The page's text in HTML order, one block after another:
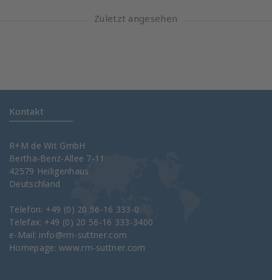
Zuletzt angesehen
Kontakt
R+M de Wit GmbH
Bertha-Benz-Allee 7-11
42579 Heiligenhaus
Deutschland
Telefon: +49 (0) 20 56-16 333-0
Telefax: +49 (0) 20 56-16 333-3400
e-Mail: info@rm-suttner.com
Homepage:www.rm-suttner.com